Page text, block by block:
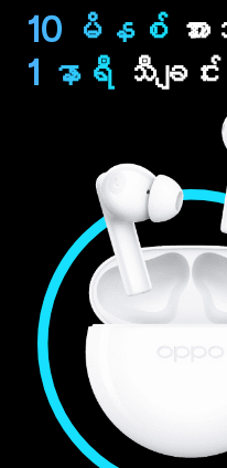
10 မိနစ်အာ
1 နာရီ သီချင်